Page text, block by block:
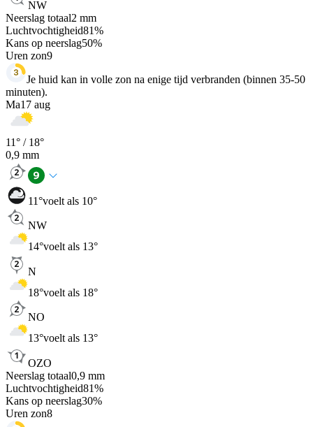
NW
Neerslag totaal2 mm
Luchtvochtigheid81%
Kans op neerslag50%
Uren zon9
Je huid kan in volle zon na enige tijd verbranden (binnen 35-50
minuten).
Ma17 aug
11° / 18°
0,9 mm
11°voelt als 10°
NW
14°voelt als 13°
N
18°voelt als 18°
NO
13°voelt als 13°
OZO
Neerslag totaal0,9 mm
Luchtvochtigheid81%
Kans op neerslag30%
Uren zon8